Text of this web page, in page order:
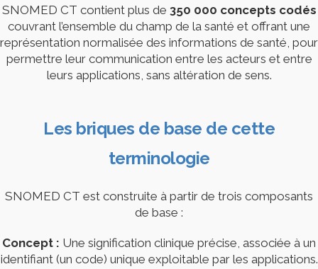
SNOMED CT contient plus de 350 000 concepts codés
couvrant l’ensemble du champ de la santé et offrant une
représentation normalisée des informations de santé, pour
permettre leur communication entre les acteurs et entre
leurs applications, sans altération de sens.
Les briques de base de cette
terminologie
SNOMED CT est construite à partir de trois composants
de base :
Concept : Une signification clinique précise, associée à un
identifiant (un code) unique exploitable par les applications.